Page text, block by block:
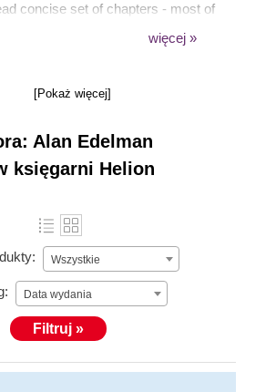
concise set of chapters - most of
like "performance" and "fast" -
It is a pleasure to learn these in
easy to follow. Just a few examples
"Multiple Dispatch", "type system",
Julia's design, you will learn to
From there, you will
type system. You will then master
with making fast function calls
Finally, you will learn to write
you'll pick up the key
więcej »
[Pokaż więcej]
Alan Edelman
księgarni Helion
Wszystkie
Data wydania
Filtruj »